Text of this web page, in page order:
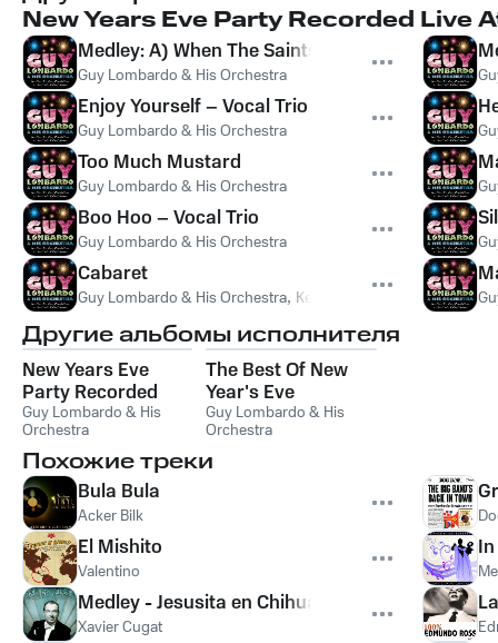
New Years Eve Party Recorded Live
Medley: A) When The Saints Go Marchin’ In B)
Guy Lombardo & His Orchestra
Enjoy Yourself – Vocal Trio
Guy Lombardo & His Orchestra
Too Much Mustard
Guy Lombardo & His Orchestra
Boo Hoo – Vocal Trio
Guy Lombardo & His Orchestra
Cabaret
Guy Lombardo & His Orchestra, Kenny Gardner
Другие альбомы исполнителя
New Years Eve
Party Recorded
Live At New York's
Waldorf Astoria
Guy Lombardo & His
Orchestra
The Best Of New
Year's Eve
Guy Lombardo & His
Orchestra
Похожие треки
Bula Bula
Acker Bilk
El Mishito
Valentino
Medley - Jesusita en Chihuahua - Jarabe Tapatio
Xavier Cugat